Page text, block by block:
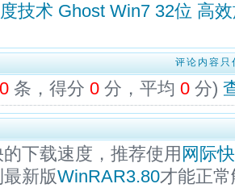
技术 Ghost Win7 32位 高
评论内容只
0 条，得分 0 分，平均 0 分)
下载速度，推荐使用 网际
新版WinRAR3.80才能正